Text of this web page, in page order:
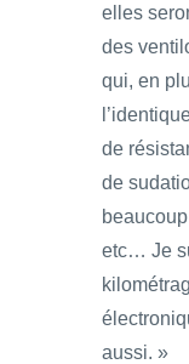
elles
des
qui, en
de
de
etc… Je
aussi. »